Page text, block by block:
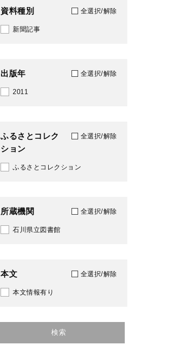
資料種別 全選択/解除
新聞記事
出版年 全選択/解除
2011
ふるさとコレク
ション
全選択/解除
ふるさとコレクション
所蔵機関 全選択/解除
石川県立図書館
本文 全選択/解除
本文情報有り
検索